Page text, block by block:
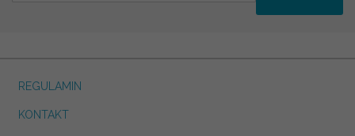
REGULAMIN
KONTAKT